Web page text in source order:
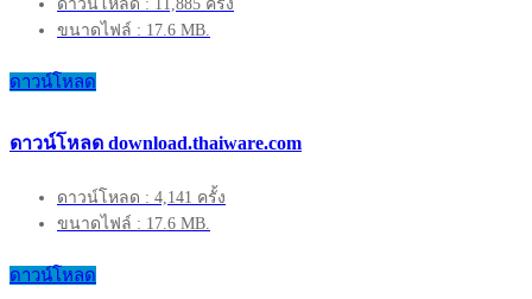
ดาวน์โหลด : 11,885 ครั้ง
ขนาดไฟล์ : 17.6 MB.
ดาวน์โหลด
ดาวน์โหลด download.thaiware.com
ดาวน์โหลด : 4,141 ครั้ง
ขนาดไฟล์ : 17.6 MB.
ดาวน์โหลด